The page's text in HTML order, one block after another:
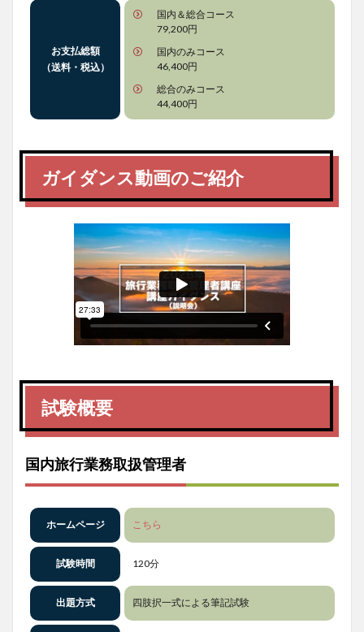
お支払総額
（送料・税込）
国内＆総合コース
79,200円
国内のみコース
46,400円
総合のみコース
44,400円
ガイダンス動画のご紹介
試験概要
国内旅行業務取扱管理者
ホームページ こちら
試験時間 120分
出題方式 四肢択一式による筆記試験